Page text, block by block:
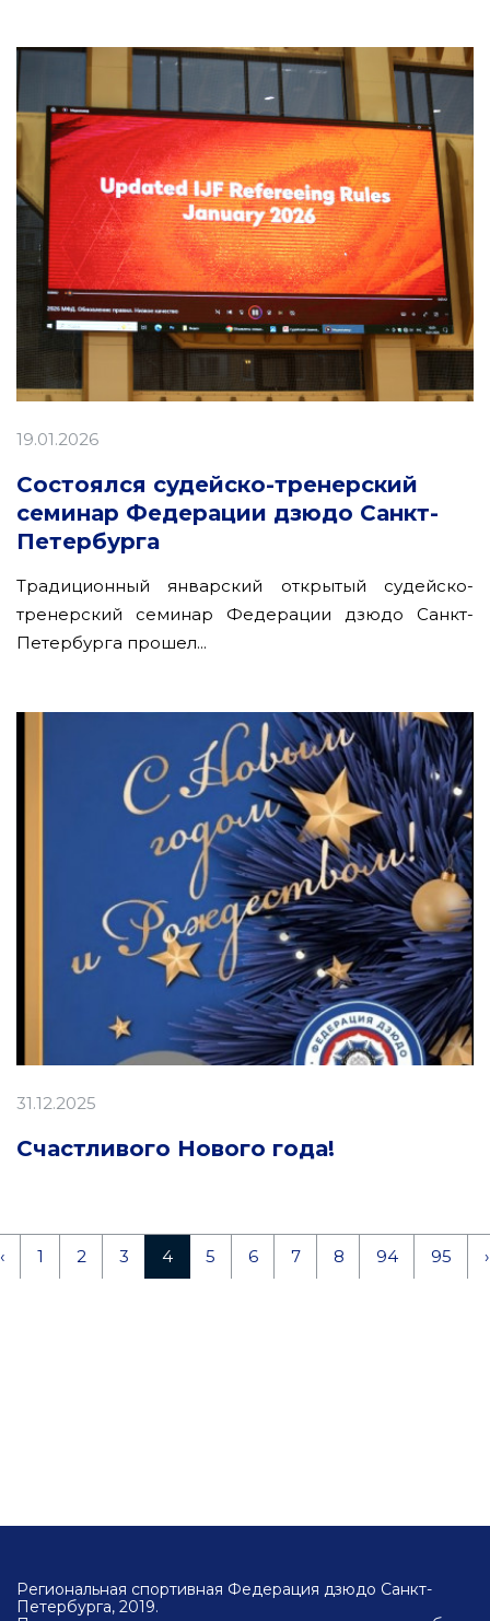
19.01.2026
Состоялся судейско-тренерский
семинар Федерации дзюдо Санкт-
Петербурга
Традиционный январский открытый судейско-
тренерский семинар Федерации дзюдо Санкт-
Петербурга прошел...
31.12.2025
Счастливого Нового года!
‹ 1 2 3 4 5 6 7 8 94 95 ›
Региональная спортивная Федерация дзюдо Санкт-
Петербурга, 2019.